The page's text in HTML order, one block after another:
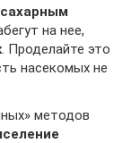
сахарным
на нее,
. Проделайте это
насекомых не
методов